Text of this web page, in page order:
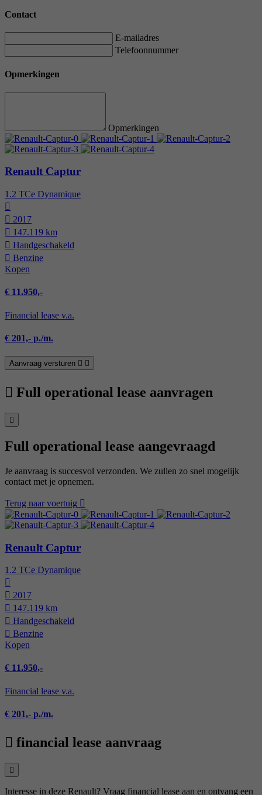
Contact
E-mailadres
Telefoonnummer
Opmerkingen
Opmerkingen
Renault Captur
1.2 TCe Dynamique
2017
147.119 km
Hand­geschakeld
Benzine
Kopen
€ 11.950,-
Financial lease v.a.
€ 201,- p./m.
Aanvraag versturen
Full operational lease aanvragen
Full operational lease aangevraagd
Je aanvraag is succesvol verzonden. We zullen zo snel mogelijk
contact met je opnemen.
Terug naar voertuig
Renault Captur
1.2 TCe Dynamique
2017
147.119 km
Hand­geschakeld
Benzine
Kopen
€ 11.950,-
Financial lease v.a.
€ 201,- p./m.
financial lease aanvraag
Interesse in deze Renault? Vraag financial lease aan en ontvang een